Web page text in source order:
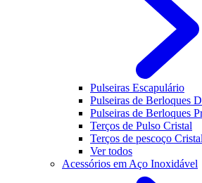
Pulseiras Escapulário
Pulseiras de Berloques
Pulseiras de Berloques
Terços de Pulso Cristal
Terços de pescoço Cristal
Ver todos
Acessórios em Aço Inoxidável